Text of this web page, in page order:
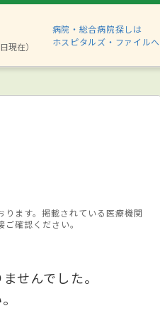
現在）
病院・総合病院探しは
ホスピタルズ・ファイルへ
ます。掲載されている医療機関
確認ください。
せんでした。